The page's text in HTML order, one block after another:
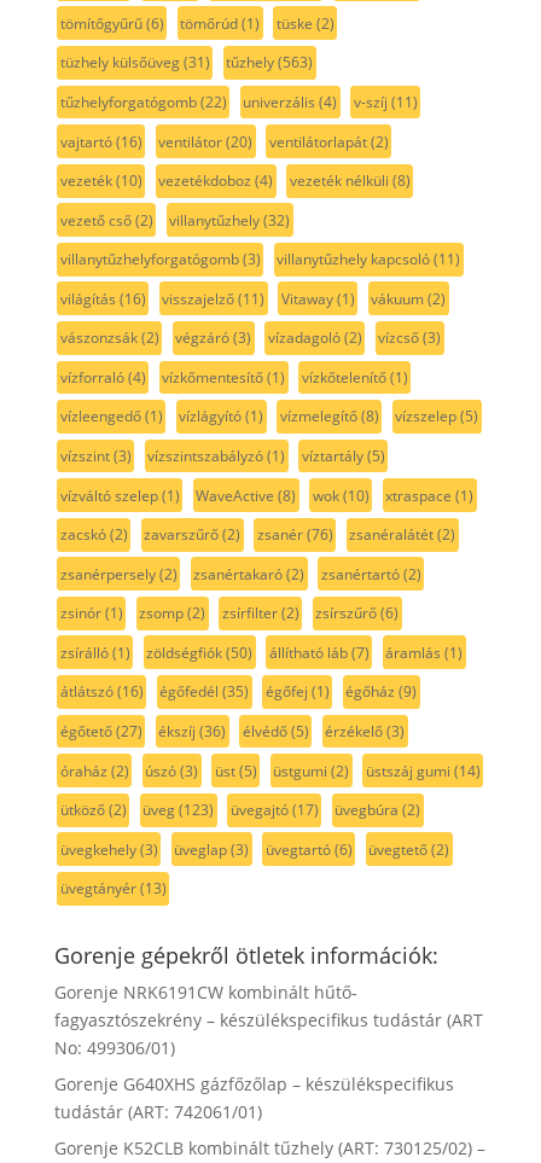
tömítőgyűrű(6) tömőrúd(1) tüske (2)
tüzhely külsőüveg(31) tűzhely(563)
tűzhelyforgatógomb(22) univerzális (4) v-szíj (11)
vajtartó(16) ventilátor(20) ventilátorlapát(2)
vezeték(10) vezetékdoboz (4) vezeték nélküli (8)
vezető cső(2) villanytűzhely(32)
villanytűzhelyforgatógomb(3) villanytűzhely kapcsoló(11)
világítás (16) visszajelző(11) Vitaway(1) vákuum(2)
vászonzsák(2) végzáró(3) vízadagoló(2) vízcső(3)
vízforraló(4) vízkőmentesítő(1) vízkőtelenítő(1)
vízleengedő(1) vízlágyító(1) vízmelegítő(8) vízszelep(5)
vízszint(3) vízszintszabályzó(1) víztartály(5)
vízváltó szelep(1) WaveActive (8) wok(10) xtraspace (1)
zacskó(2) zavarszűrő(2) zsanér(76) zsanéralátét(2)
zsanérpersely(2) zsanértakaró(2) zsanértartó(2)
zsinór(1) zsomp(2) zsírfilter(2) zsírszűrő(6)
zsírálló(1) zöldségfiók(50) állítható láb(7) áramlás (1)
átlátszó(16) égőfedél (35) égőfej (1) égőház (9)
égőtető(27) ékszíj (36) élvédő(5) érzékelő(3)
óraház (2) úszó(3) üst(5) üstgumi (2) üstszáj gumi (14)
ütköző(2) üveg(123) üvegajtó(17) üvegbúra (2)
üvegkehely(3) üveglap(3) üvegtartó(6) üvegtető(2)
üvegtányér(13)
Gorenje gépekről ötletek információk:
Gorenje NRK6191CW kombinált hűtő-
fagyasztószekrény – készülékspecifikus tudástár (ART
No: 499306/01)
Gorenje G640XHS gázfőzőlap – készülékspecifikus
tudástár (ART: 742061/01)
Gorenje K52CLB kombinált tűzhely (ART: 730125/02) –